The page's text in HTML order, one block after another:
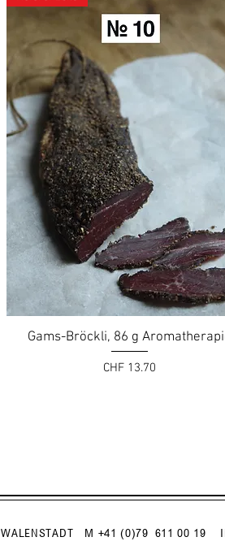
Gams-Bröckli, 86 g
Preis
CHF 13.70
M +41 (0)79 611 00 19